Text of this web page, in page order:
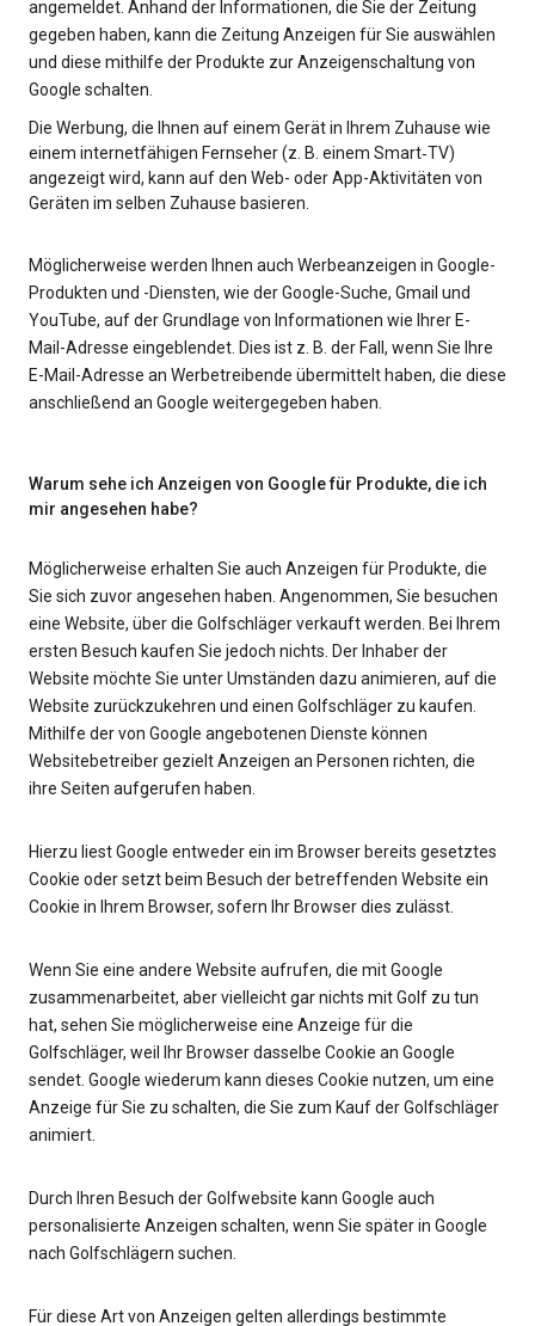
angemeldet. Anhand der Informationen, die Sie der Zeitung
gegeben haben, kann die Zeitung Anzeigen für Sie auswählen
und diese mithilfe der Produkte zur Anzeigenschaltung von
Google schalten.
Die Werbung, die Ihnen auf einem Gerät in Ihrem Zuhause wie
einem internetfähigen Fernseher (z. B. einem Smart‑TV)
angezeigt wird, kann auf den Web- oder App-Aktivitäten von
Geräten im selben Zuhause basieren.
Möglicherweise werden Ihnen auch Werbeanzeigen in Google-
Produkten und -Diensten, wie der Google-Suche, Gmail und
YouTube, auf der Grundlage von Informationen wie Ihrer E-
Mail-Adresse eingeblendet. Dies ist z. B. der Fall, wenn Sie Ihre
E-Mail-Adresse an Werbetreibende übermittelt haben, die diese
anschließend an Google weitergegeben haben.
Warum sehe ich Anzeigen von Google für Produkte, die ich
mir angesehen habe?
Möglicherweise erhalten Sie auch Anzeigen für Produkte, die
Sie sich zuvor angesehen haben. Angenommen, Sie besuchen
eine Website, über die Golfschläger verkauft werden. Bei Ihrem
ersten Besuch kaufen Sie jedoch nichts. Der Inhaber der
Website möchte Sie unter Umständen dazu animieren, auf die
Website zurückzukehren und einen Golfschläger zu kaufen.
Mithilfe der von Google angebotenen Dienste können
Websitebetreiber gezielt Anzeigen an Personen richten, die
ihre Seiten aufgerufen haben.
Hierzu liest Google entweder ein im Browser bereits gesetztes
Cookie oder setzt beim Besuch der betreffenden Website ein
Cookie in Ihrem Browser, sofern Ihr Browser dies zulässt.
Wenn Sie eine andere Website aufrufen, die mit Google
zusammenarbeitet, aber vielleicht gar nichts mit Golf zu tun
hat, sehen Sie möglicherweise eine Anzeige für die
Golfschläger, weil Ihr Browser dasselbe Cookie an Google
sendet. Google wiederum kann dieses Cookie nutzen, um eine
Anzeige für Sie zu schalten, die Sie zum Kauf der Golfschläger
animiert.
Durch Ihren Besuch der Golfwebsite kann Google auch
personalisierte Anzeigen schalten, wenn Sie später in Google
nach Golfschlägern suchen.
Für diese Art von Anzeigen gelten allerdings bestimmte